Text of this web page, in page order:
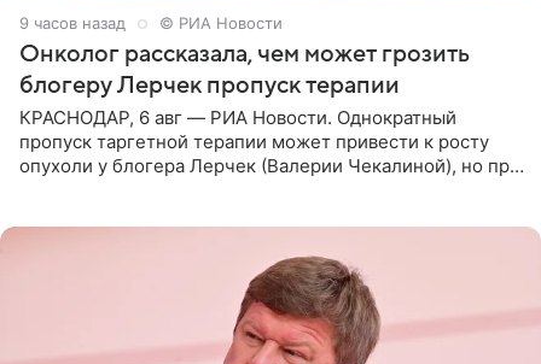
9 часов назад © РИА Новости
Онколог рассказала, чем может грозить
блогеру Лерчек пропуск терапии
КРАСНОДАР, 6 авг — РИА Новости. Однократный
пропуск таргетной терапии может привести к росту
опухоли у блогера Лерчек (Валерии Чекалиной), но при